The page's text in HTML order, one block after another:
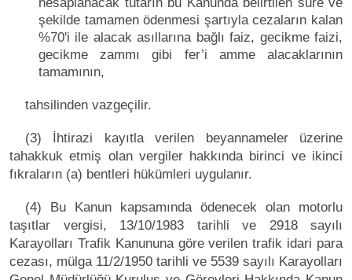
şekilde tamamen ödenmesi şartıyla cezaların kalan
%70'i ile alacak asıllarına bağlı faiz, gecikme faizi,
gecikme zammı gibi fer’i amme alacaklarının
tamamının,
tahsilinden vazgeçilir.
(3) İhtirazi kayıtla verilen beyannameler üzerine
tahakkuk etmiş olan vergiler hakkında birinci ve ikinci
fıkraların (a) bentleri hükümleri uygulanır.
(4) Bu Kanun kapsamında ödenecek olan motorlu
taşıtlar vergisi, 13/10/1983 tarihli ve 2918 sayılı
Karayolları Trafik Kanununa göre verilen trafik idari para
cezası, mülga 11/2/1950 tarihli ve 5539 sayılı Karayolları